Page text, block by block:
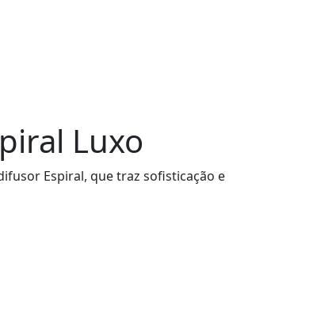
Luxo
Espiral, que traz sofisticação e